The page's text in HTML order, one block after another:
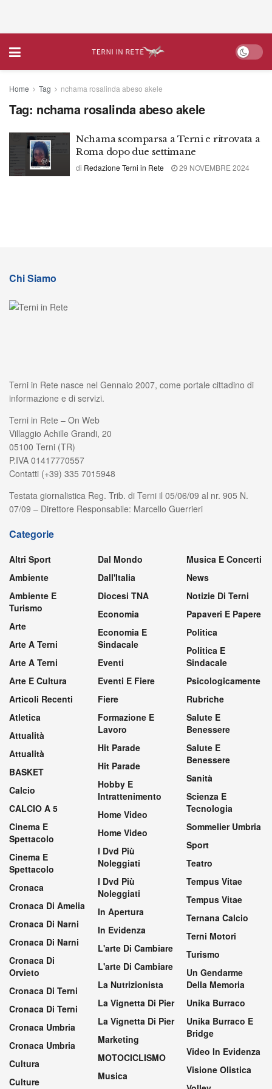
Home Tag nchama rosalinda abeso akele
Tag: nchama rosalinda abeso akele
Nchama scomparsa a Terni e ritrovata a
Roma dopo due settimane
di Redazione Terni in Rete 29 NOVEMBRE 2024
Chi Siamo
Terni in Rete nasce nel Gennaio 2007, come portale cittadino di
informazione e di servizi.
Terni in Rete – On Web
Villaggio Achille Grandi, 20
05100 Terni (TR)
P.IVA 01417770557
Contatti (+39) 335 7015948
Testata giornalistica Reg. Trib. di Terni il 05/06/09 al nr. 905 N.
07/09 – Direttore Responsabile: Marcello Guerrieri
Categorie
Altri Sport
Ambiente
Ambiente E
Turismo
Arte
Arte A Terni
Arte A Terni
Arte E Cultura
Articoli Recenti
Atletica
Attualità
Attualità
BASKET
Calcio
CALCIO A 5
Cinema E
Spettacolo
Cinema E
Spettacolo
Cronaca
Cronaca Di Amelia
Cronaca Di Narni
Cronaca Di Narni
Cronaca Di
Orvieto
Cronaca Di Terni
Cronaca Di Terni
Cronaca Umbria
Cronaca Umbria
Cultura
Culture
Dal Mondo
Dall'Italia
Diocesi TNA
Economia
Economia E
Sindacale
Eventi
Eventi E Fiere
Fiere
Formazione E
Lavoro
Hit Parade
Hit Parade
Hobby E
Intrattenimento
Home Video
Home Video
I Dvd Più
Noleggiati
I Dvd Più
Noleggiati
In Apertura
In Evidenza
L'arte Di Cambiare
L'arte Di Cambiare
La Nutrizionista
La Vignetta Di Pier
La Vignetta Di Pier
Marketing
MOTOCICLISMO
Musica
Musica E Concerti
News
Notizie Di Terni
Papaveri E Papere
Politica
Politica E
Sindacale
Psicologicamente
Rubriche
Salute E
Benessere
Salute E
Benessere
Sanità
Scienza E
Tecnologia
Sommelier Umbria
Sport
Teatro
Tempus Vitae
Tempus Vitae
Ternana Calcio
Terni Motori
Turismo
Un Gendarme
Della Memoria
Unika Burraco
Unika Burraco E
Bridge
Video In Evidenza
Visione Olistica